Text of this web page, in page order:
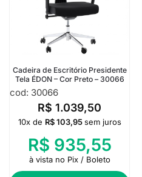
Cadeira de Escritório Presidente
Tela ÉDON – Cor Preto – 30066
cod: 30066
R$ 1.039,50
10x de R$103,95 sem juros
R$ 935,55
à vista no Pix / Boleto